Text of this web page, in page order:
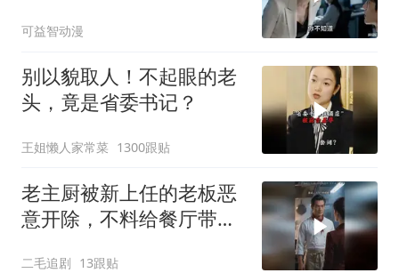
可益智动漫
别以貌取人！不起眼的老
头，竟是省委书记？
王姐懒人家常菜 1300跟贴
老主厨被新上任的老板恶
意开除，不料给餐厅带来
二毛追剧 13跟贴